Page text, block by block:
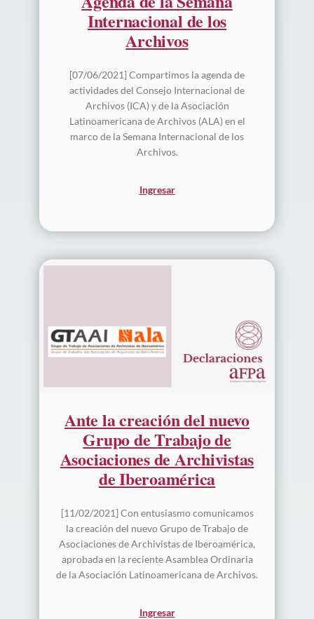
Internacional de los
Archivos
[07/06/2021] Compartimos la agenda de
actividades del Consejo Internacional de
Archivos (ICA) y de la Asociación
Latinoamericana de Archivos (ALA) en el
marco de la Semana Internacional de los
Archivos.
Ingresar
Ante la creación del nuevo
Grupo de Trabajo de
Asociaciones de Archivistas
de Iberoamérica
[11/02/2021] Con entusiasmo comunicamos
la creación del nuevo Grupo de Trabajo de
Asociaciones de Archivistas de Iberoamérica,
aprobada en la reciente Asamblea Ordinaria
de la Asociación Latinoamericana de Archivos.
Ingresar